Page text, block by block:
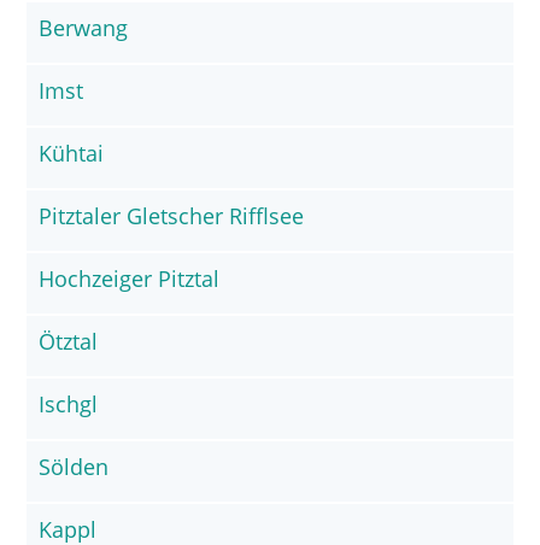
Berwang
Imst
Kühtai
Pitztaler Gletscher Rifflsee
Hochzeiger Pitztal
Ötztal
Ischgl
Sölden
Kappl